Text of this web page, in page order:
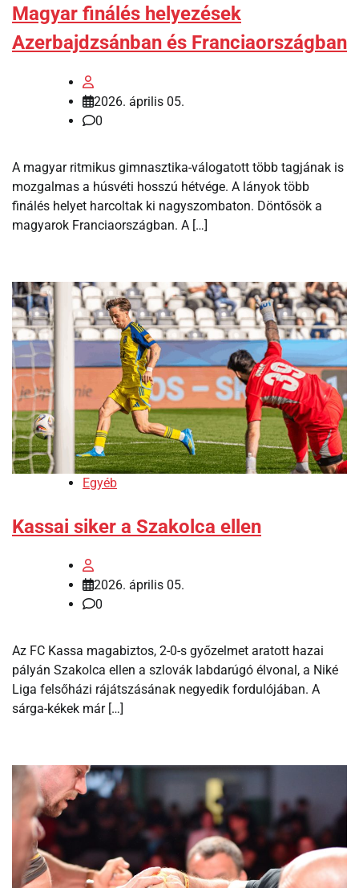
Magyar finálés helyezések
Azerbajdzsánban és Franciaországban
2026. április 05.
0
A magyar ritmikus gimnasztika-válogatott több tagjának is
mozgalmas a húsvéti hosszú hétvége. A lányok több
finálés helyet harcoltak ki nagyszombaton. Döntősök a
magyarok Franciaországban. A […]
Egyéb
Kassai siker a Szakolca ellen
2026. április 05.
0
Az FC Kassa magabiztos, 2-0-s győzelmet aratott hazai
pályán Szakolca ellen a szlovák labdarúgó élvonal, a Niké
Liga felsőházi rájátszásának negyedik fordulójában. A
sárga-kékek már […]